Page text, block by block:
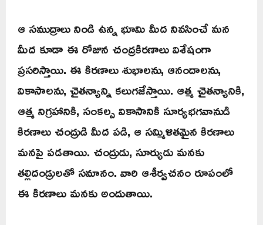
ఆ సముద్రాలు నిండి ఉన్న భూమి మీద నివసించే మన
మీద కూడా ఈ రోజున చంద్రకిరణాలు విశేషంగా
ప్రసరిస్తాయి. ఈ కిరణాలు శుభాలను, ఆనందాలను,
వికాసాలను, చైతన్యాన్ని కలుగజేస్తాయి. ఆత్మ చైతన్యానికి,
ఆత్మ నిగ్రహానికి, సంకల్ప వికాసానికి సూర్యభగవానుడి
కిరణాలు చంద్రుడి మీద పడి, ఆ సమ్మిళితమైన కిరణాలు
మనపై పడతాయి. చంద్రుడు, సూర్యుడు మనకు
తల్లిదండ్రులతో సమానం. వారి ఆశీర్వచనం రూపంలో
ఈ కిరణాలు మనకు అందుతాయి.